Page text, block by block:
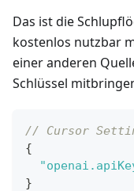
Das ist die
kostenlos nutzbar
einer anderen
Schlüssel
// Cursor
{
}